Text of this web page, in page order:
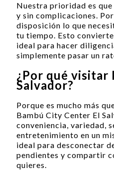
Nuestra prioridad es
y sin complicaciones.
disposición lo que
tu tiempo. Esto
ideal para hacer
simplemente pasar un
¿Por qué visitar
Salvador?
Porque es mucho más
Bambú City Center El
conveniencia, variedad,
entretenimiento en un
ideal para desconectar
pendientes y compartir
quieres.